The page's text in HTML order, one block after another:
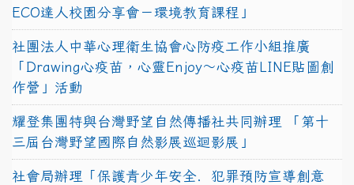
ECO達人校園分享會－環境教育課程」
社團法人中華心理衛生協會心防疫工作小組推廣
「Drawing心疫苗，心靈Enjoy〜心疫苗LINE貼圖創
作營」活動
耀登集團特與台灣野望自然傳播社共同辦理 「第十
三屆台灣野望國際自然影展巡迴影展」
社會局辦理「保護青少年安全．犯罪預防宣導創意